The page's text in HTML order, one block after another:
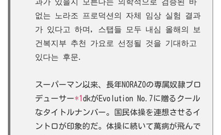
없는 노라조 프로덕션의 자체 임상 실험 결과
가 있다고 하며, 스탭들 모두 내심 올해의 보
건복지부 추천 가요로 선정될 것을 기대하고
있다는 후문.
スーパーマン以来、長年NORAZOの専属奴隷プロ
デューサー*1 dkがEvolution No.7に贈るクール
なタイトルナンバー。国民体操を連想させるイ
ントロが印象的だ。体操に続いて萬病が飛んで